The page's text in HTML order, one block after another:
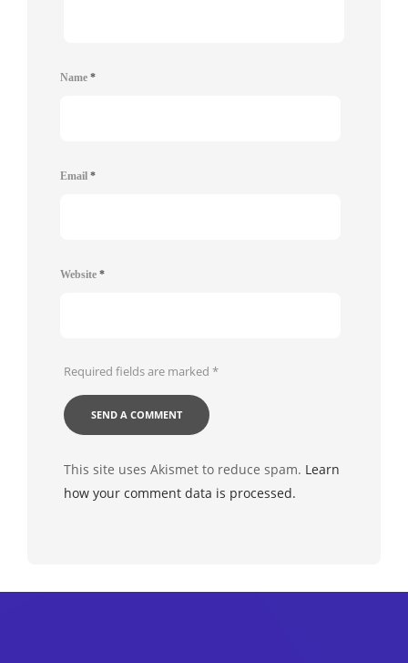
Name *
Email *
Website *
Required fields are marked *
This site uses Akismet to reduce spam. Learn
how your comment data is processed.